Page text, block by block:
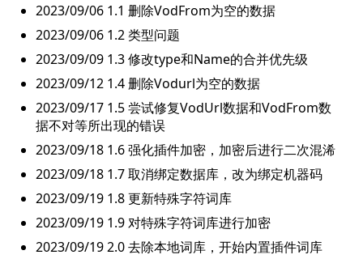
2023/09/06 1.1 删除VodFrom为空的数据
2023/09/06 1.2 类型问题
2023/09/09 1.3 修改type和Name的合并优先级
2023/09/12 1.4 删除Vodurl为空的数据
2023/09/17 1.5 尝试修复VodUrl数据和VodFrom数
据不对等所出现的错误
2023/09/18 1.6 强化插件加密，加密后进行二次混浠
2023/09/18 1.7 取消绑定数据库，改为绑定机器码
2023/09/19 1.8 更新特殊字符词库
2023/09/19 1.9 对特殊字符词库进行加密
2023/09/19 2.0 去除本地词库，开始内置插件词库